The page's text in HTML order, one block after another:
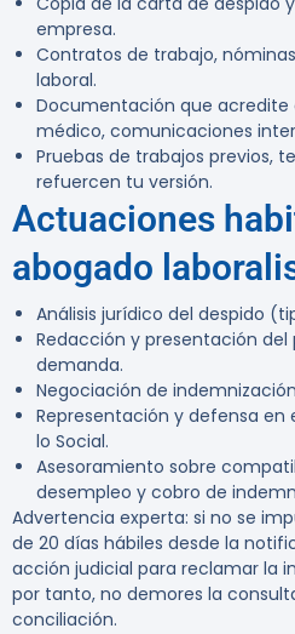
empresa.
Contratos de trabajo,
laboral.
Documentación que acredite
médico, comunicaciones
Pruebas de trabajos previos,
refuercen tu versión.
Actuaciones
abogado
Análisis jurídico del despido
Redacción y presentación
demanda.
Negociación de
Representación y defensa en
lo Social.
Asesoramiento sobre
desempleo y cobro de
Advertencia experta: si no se
de 20 días hábiles desde la
acción judicial para reclamar la
por tanto, no demores la
conciliación.